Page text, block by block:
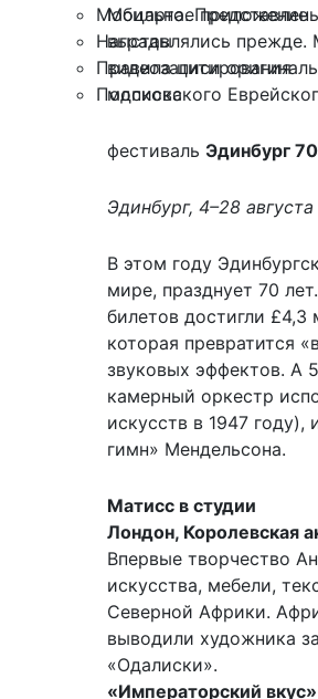
Мобильное приложение
Награды
Правила цитирования
Подписка
Моцарта.
выставлялись прежде.
видеозаписи
московского
фестиваль Эдинбург
Эдинбург, 4–28 августа
В этом году
мире, празднует 70
билетов достигли
которая превратится
звуковых эффектов. А
камерный оркестр
искусств в 1947
гимн» Мендельсона.
Матисс в студии
Лондон, Королевская
Впервые творчество
искусства, мебели,
Северной Африки.
выводили художника
«Одалиски».
«Императорский вкус»